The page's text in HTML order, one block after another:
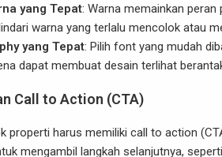
yang Tepat: Warna memainkan
warna yang terlalu mencolok atau
yang Tepat: Pilih font yang mudah
dapat membuat desain terlihat
Call to Action (CTA)
properti harus memiliki call to action
mengambil langkah selanjutnya,